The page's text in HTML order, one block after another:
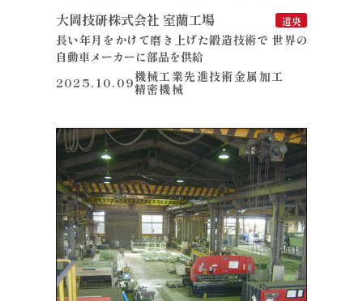
大岡技研株式会社 室蘭工場 道央
長い年月をかけて磨き上げた鍛造技術で 世界の
自動車メーカーに部品を供給
2025.10.09機械工業先進技術金属加工
精密機械